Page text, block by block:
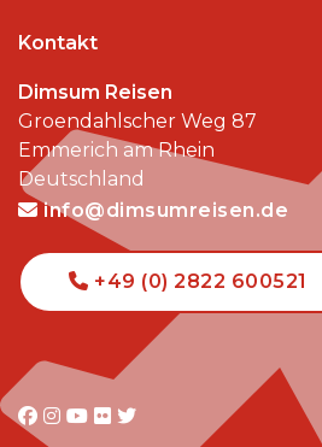
Kontakt
Dimsum Reisen
Groendahlscher Weg 87
Emmerich am Rhein
Deutschland
info@dimsumreisen.de
+49 (0) 2822 600521